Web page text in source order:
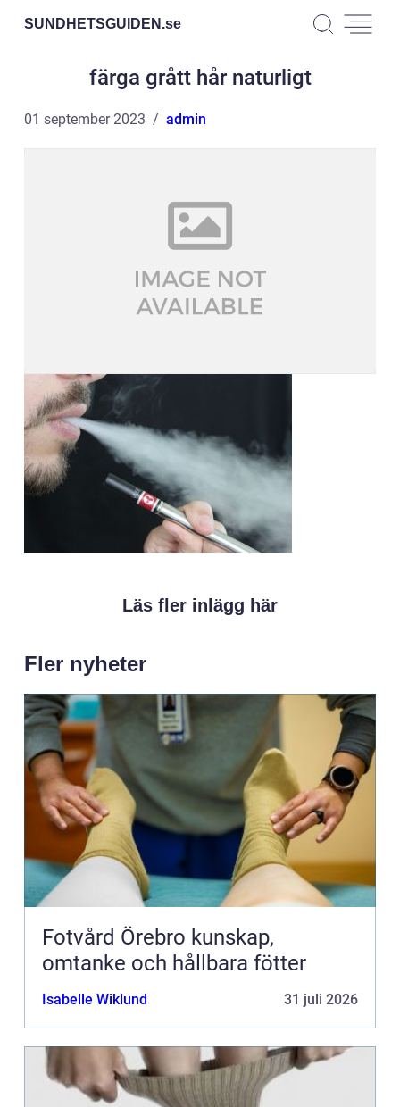
SUNDHETSGUIDEN.se
färga grått hår naturligt
01 september 2023 admin
Läs fler inlägg här
Fler nyheter
Fotvård Örebro kunskap,
omtanke och hållbara fötter
Isabelle Wiklund 31 juli 2026